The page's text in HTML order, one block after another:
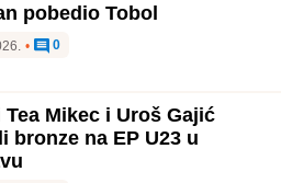
pobedio Tobol
• 0
Mikec i Uroš Gajić
bronze na EP U23 u